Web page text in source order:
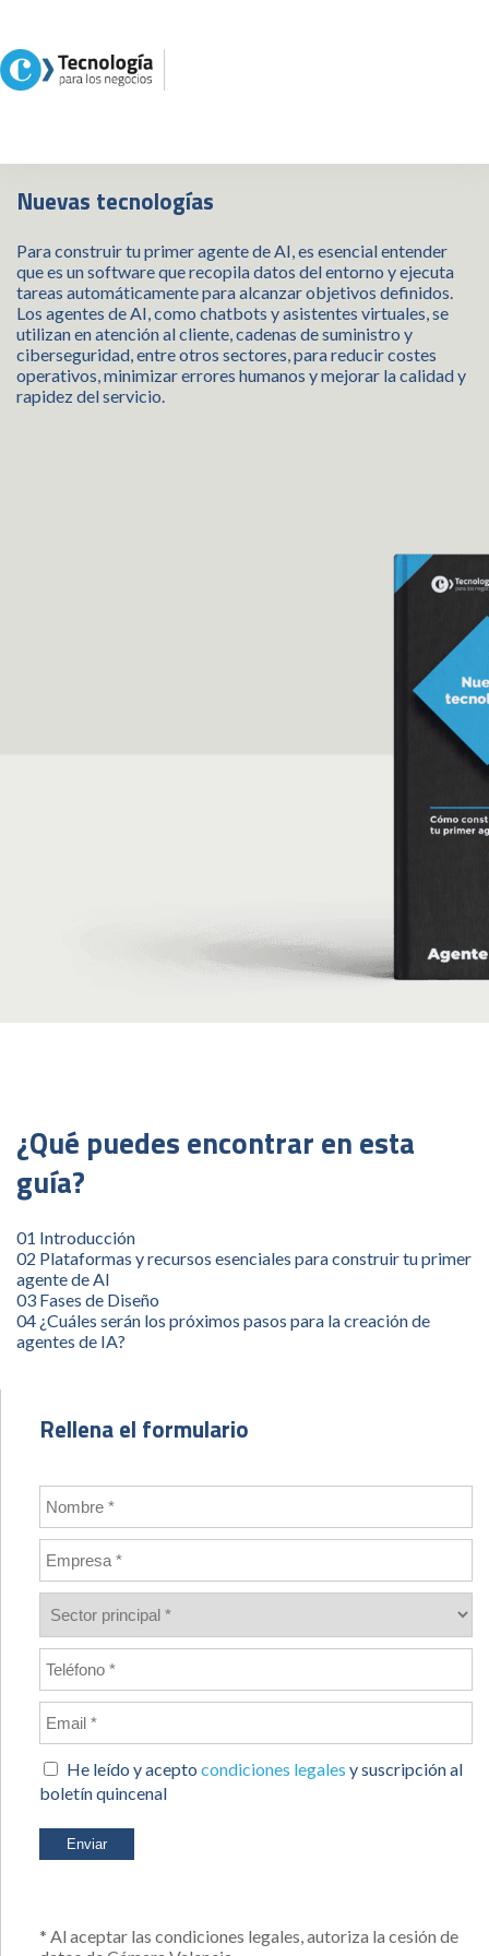
Cómo construir tu primer
Nuevas tecnologías
Para construir tu primer agente de AI, es esencial entender
que es un software que recopila datos del entorno y ejecuta
tareas automáticamente para alcanzar objetivos definidos.
Los agentes de AI, como chatbots y asistentes virtuales, se
utilizan en atención al cliente, cadenas de suministro y
ciberseguridad, entre otros sectores, para reducir costes
operativos, minimizar errores humanos y mejorar la calidad y
rapidez del servicio.
¿Qué puedes encontrar en esta
guía?
01 Introducción
02 Plataformas y recursos esenciales para construir tu primer
agente de AI
03 Fases de Diseño
04 ¿Cuáles serán los próximos pasos para la creación de
agentes de IA?
Rellena el formulario
He leído y acepto condiciones legales y suscripción al
boletín quincenal
* Al aceptar las condiciones legales, autoriza la cesión de